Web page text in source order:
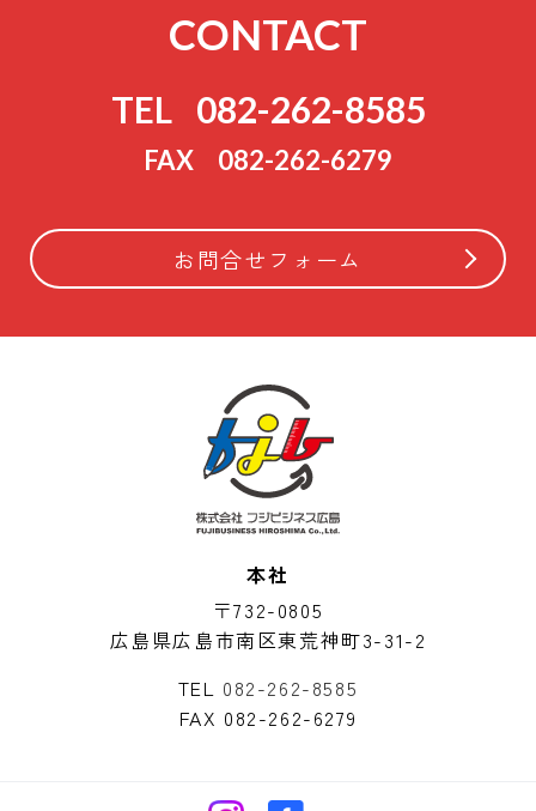
CONTACT
TEL 082-262-8585
FAX 082-262-6279
お問合せフォーム
本社
〒732-0805
広島県広島市南区東荒神町3-31-2
TEL 082-262-8585
FAX 082-262-6279